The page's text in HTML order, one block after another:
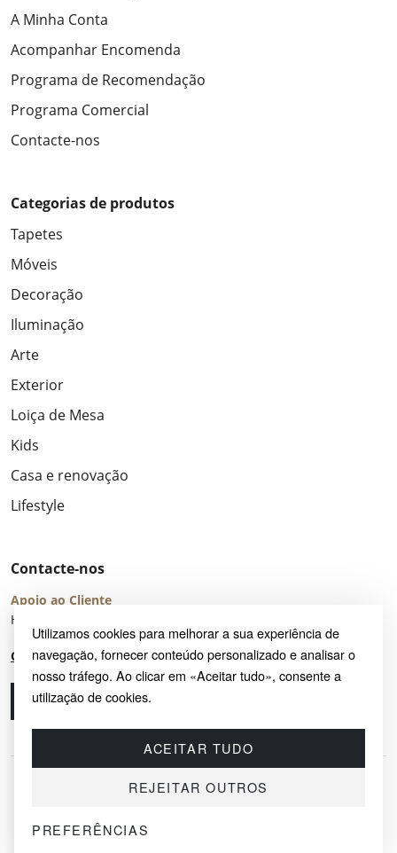
Utilizamos cookies para melhorar a sua experiência de
navegação, fornecer conteúdo personalizado e analisar o
nosso tráfego. Ao clicar em «Aceitar tudo», consente a
utilização de cookies.
ACEITAR TUDO
REJEITAR OUTROS
PREFERÊNCIAS
A Minha Conta
Acompanhar Encomenda
Programa de Recomendação
Programa Comercial
Contacte-nos
Categorias de produtos
Tapetes
Móveis
Decoração
Iluminação
Arte
Exterior
Loiça de Mesa
Kids
Casa e renovação
Lifestyle
Contacte-nos
Apoio ao Cliente
Horário de Atendimento: seg – sex 8:00 – 16:00 (UTC+2)
Centro de Ajuda
Ligue-nos
© 2026 SAYRUG OÜ · KESKLINNA LINNAOSA, AHTRI TN 12, 10151, TALLINN,